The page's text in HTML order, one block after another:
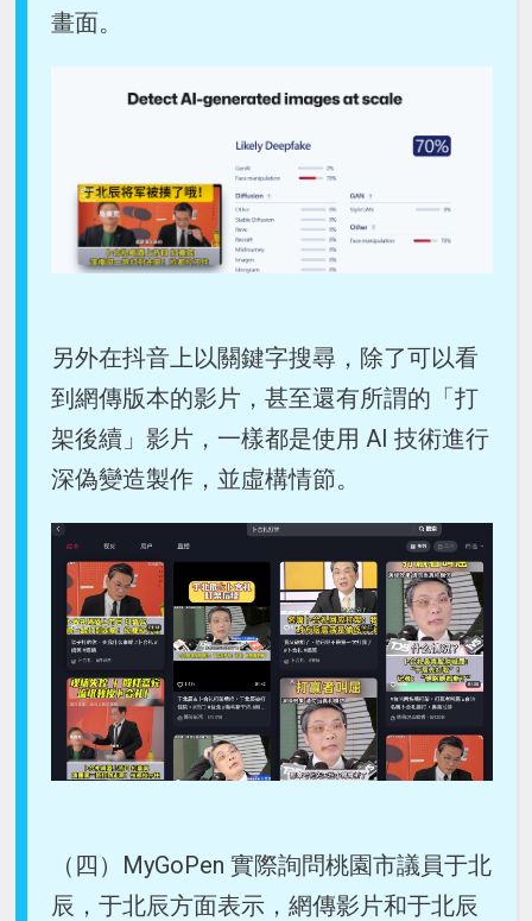
畫面。
另外在抖音上以關鍵字搜尋，除了可以看
到網傳版本的影片，甚至還有所謂的「打
架後續」影片，一樣都是使用 AI 技術進行
深偽變造製作，並虛構情節。
（四）MyGoPen 實際詢問桃園市議員于北
辰，于北辰方面表示，網傳影片和于北辰